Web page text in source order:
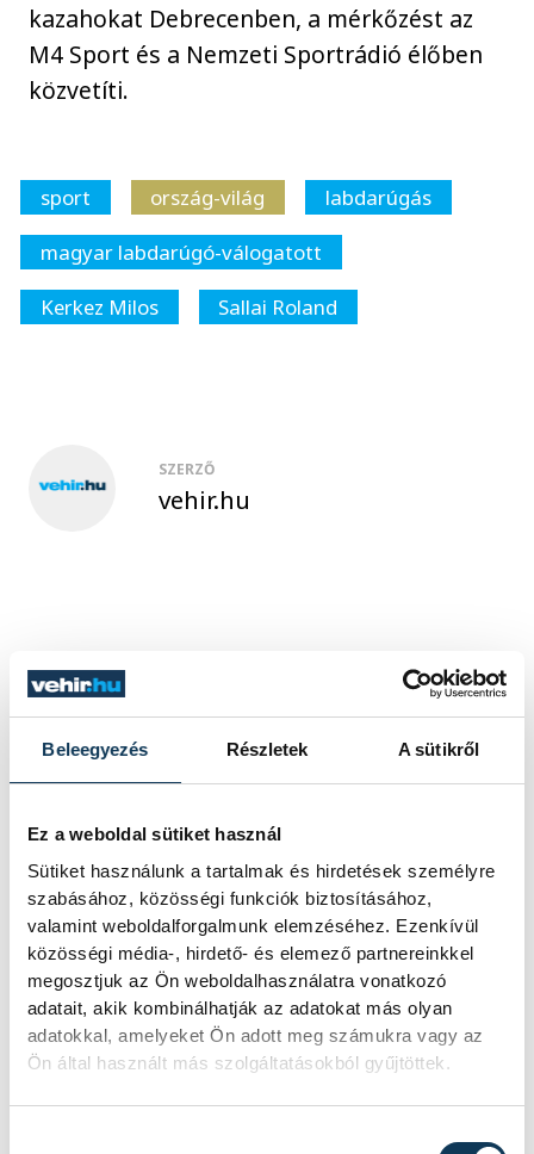
Beleegyezés Részletek A sütikről
Ez a weboldal sütiket használ
Sütiket használunk a tartalmak és hirdetések személyre
szabásához, közösségi funkciók biztosításához,
valamint weboldalforgalmunk elemzéséhez. Ezenkívül
közösségi média-, hirdető- és elemező partnereinkkel
megosztjuk az Ön weboldalhasználatra vonatkozó
adatait, akik kombinálhatják az adatokat más olyan
adatokkal, amelyeket Ön adott meg számukra vagy az
Ön által használt más szolgáltatásokból gyűjtöttek.
kazahokat Debrecenben, a mérkőzést az
M4 Sport és a Nemzeti Sportrádió élőben
közvetíti.
sport ország-világ
labdarúgás
magyar labdarúgó-válogatott
Kerkez Milos
Sallai Roland
SZERZŐ
vehir.hu